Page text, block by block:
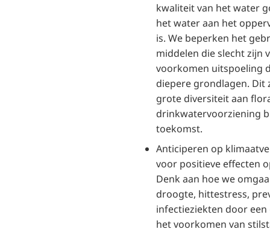
kwaliteit van het water
het water aan het
is. We beperken het
middelen die slecht zijn
voorkomen uitspoeling
diepere grondlagen. Dit
grote diversiteit aan
drinkwatervoorziening
toekomst.
Anticiperen op
voor positieve effecten
Denk aan hoe we
droogte, hittestress,
infectieziekten door
het voorkomen van